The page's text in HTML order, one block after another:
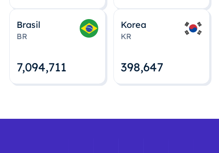
Brasil
BR
7,094,712
Korea
KR
398,648